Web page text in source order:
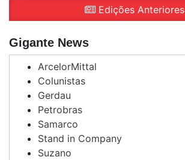
Edições Anteriores
Gigante News
ArcelorMittal
Colunistas
Gerdau
Petrobras
Samarco
Stand in Company
Suzano